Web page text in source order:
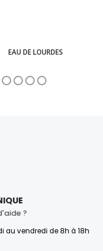
EAU DE LOURDES
?
au vendredi de 8h à 18h